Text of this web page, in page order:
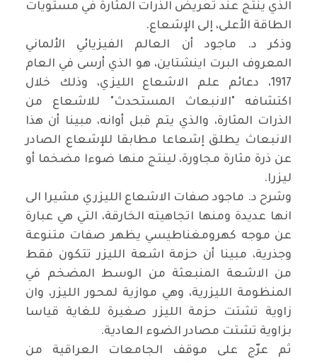
الذي ينتج عند تعريض الذرات المثارة في مستويات
الطاقة الأعلى، إلى الإشعاع.
وذكر د. ماجود أن العالم الفيزيائي الألماني
المعروف البرت اينشتاين، هو الذي أرسى في العام
1917، دعائم علم الاشعاع الليزي، وذلك خلال
اكتشافه "الانبعاث المستحدث" للاشعاع من
الذرات المثارة، والذي يتم قبل أوانه، مبينا أن هذا
الانبعاث يطلق إشعاعا مطابقا للإشعاع الصادر
عن ذرة مثارة مجاورة، لينتج منها ضوءا مضخما أو
ليزرا.
وشرح د. ماجود صفات الاشعاع الليزري مشيرا الى
انها عديدة ومنها اتجاهيته الخارقة، التي هي عبارة
عن موجه كهرومغناطيسي يظهر صفات متنوعة
وجذرية، مبينا أن حزمة اشعة الليزر تتكون فقط
من الاشعة المنبعثة من الوسط المضخم في
المنظومة الليزرية، وهي موازية لمحور الليزر، وان
زاوية تشتت حزمة الليزر صغيرة للغاية قياسا
بزاوية تشتت مصادر الضوء العادية.
ثم عرّج على موقف الجامعات العراقية من